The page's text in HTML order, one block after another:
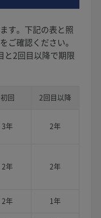
す。下記の表と照
ご確認ください。
と2回目以降で期限
初回 2回目以降
3年 2年
2年 2年
2年 1年